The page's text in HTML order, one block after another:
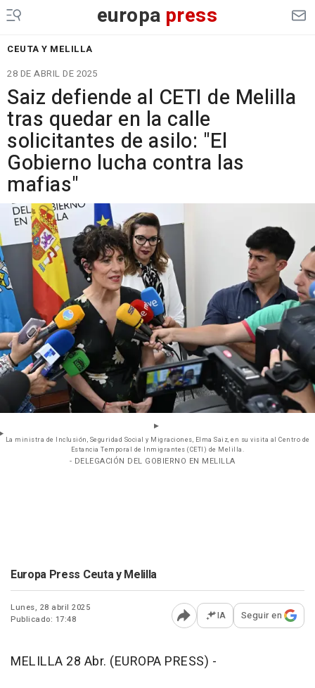
europa press
CEUTA Y MELILLA
28 DE ABRIL DE 2025
Saiz defiende al CETI de Melilla
tras quedar en la calle
solicitantes de asilo: "El
Gobierno lucha contra las
mafias"
La ministra de Inclusión, Seguridad Social y Migraciones, Elma Saiz, en su visita al Centro de
Estancia Temporal de Inmigrantes (CETI) de Melilla.
- DELEGACIÓN DEL GOBIERNO EN MELILLA
Europa Press Ceuta y Melilla
Lunes, 28 abril 2025
Publicado: 17:48
Abrir opciones para
IA Seguir en
MELILLA 28 Abr. (EUROPA PRESS) -